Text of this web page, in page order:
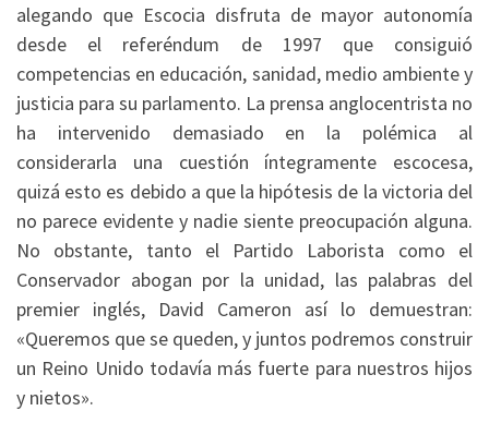
alegando que Escocia disfruta de mayor autonomía
desde el referéndum de 1997 que consiguió
competencias en educación, sanidad, medio ambiente y
justicia para su parlamento. La prensa anglocentrista no
ha intervenido demasiado en la polémica al
considerarla una cuestión íntegramente escocesa,
quizá esto es debido a que la hipótesis de la victoria del
no parece evidente y nadie siente preocupación alguna.
No obstante, tanto el Partido Laborista como el
Conservador abogan por la unidad, las palabras del
premier inglés, David Cameron así lo demuestran:
«Queremos que se queden, y juntos podremos construir
un Reino Unido todavía más fuerte para nuestros hijos
y nietos».